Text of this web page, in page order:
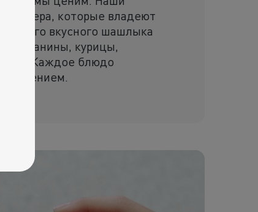
которые владеют
самого вкусного шашлыка
баранины, курицы,
Каждое блюдо
и умением.